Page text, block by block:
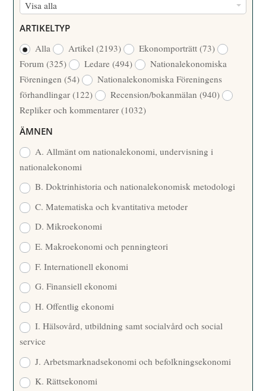
M
/
Å
R
Visa alla
R
F
A
T
T
A
R
ARTIKELTYP
Alla
Artikel(2193) Ekonomporträtt(73)
Forum(325) Ledare(494)
Nationalekonomiska
Föreningen(54)
Nationalekonomiska Föreningens
förhandlingar(122) Recension/bokanmälan(940)
Repliker och kommentarer(1032)
ÄMNEN
A. Allmänt om nationalekonomi, undervisning i
nationalekonomi
B. Doktrinhistoria och nationalekonomisk metodologi
C. Matematiska och kvantitativa metoder
D. Mikroekonomi
E. Makroekonomi och penningteori
F. Internationell ekonomi
G. Finansiell ekonomi
H. Offentlig ekonomi
I. Hälsovård, utbildning samt socialvård och social
service
J. Arbetsmarknadsekonomi och befolkningsekonomi
K. Rättsekonomi